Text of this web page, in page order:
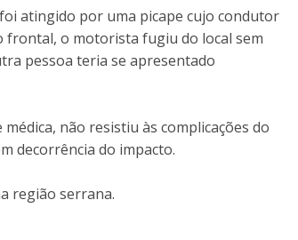
atingido por uma picape cujo condutor
frontal, o motorista fugiu do local sem
pessoa teria se apresentado
não resistiu às complicações do
decorrência do impacto.
região serrana.